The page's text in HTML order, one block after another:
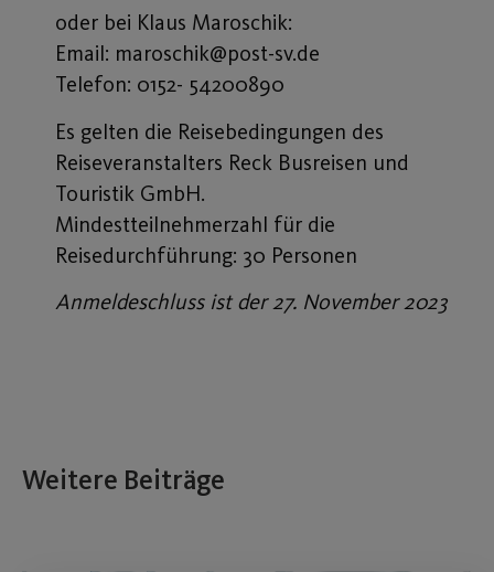
oder bei Klaus Maroschik:
Email: maroschik@post-sv.de
Telefon: 0152- 54200890
Es gelten die Reisebedingungen des
Reiseveranstalters Reck Busreisen und
Touristik GmbH.
Mindestteilnehmerzahl für die
Reisedurchführung: 30 Personen
Anmeldeschluss ist der 27. November 2023
Weitere Beiträge